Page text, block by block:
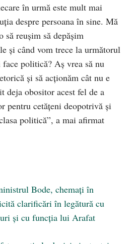
în urmă este mult mai
despre persoana în sine. Mă
să reuşim să depăşim
şi când vom trece la următorul
politică? Aş vrea să nu
şi să acţionăm cât nu e
deja obositor acest fel de a
pentru cetăţeni deopotrivă şi
politică”, a mai afirmat
Bode, chemați în
clarificări în legătură cu
și cu funcția lui Arafat